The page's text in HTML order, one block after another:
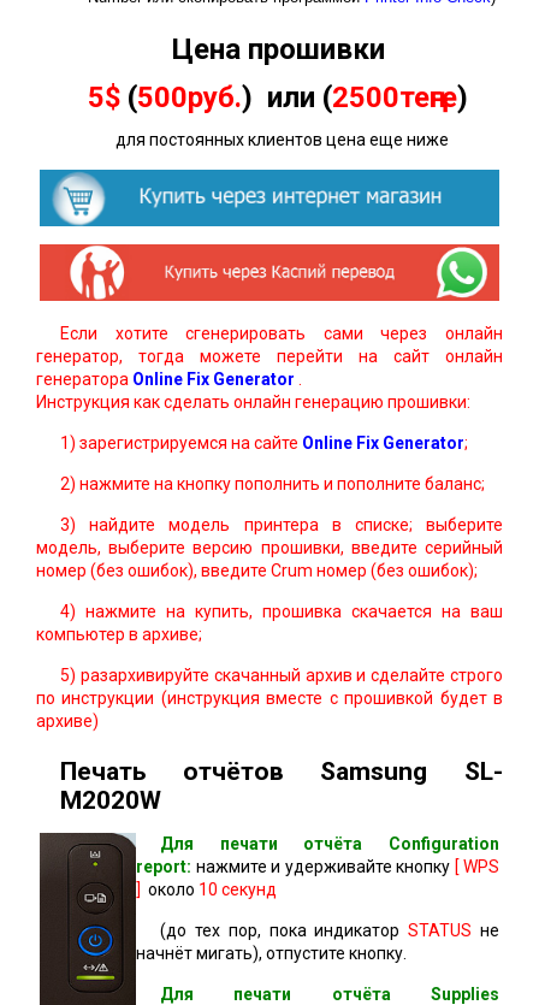
Цена прошивки
5$ (500руб.) или (2500теңге)
для постоянных клиентов цена еще ниже
Если хотите сгенерировать сами через онлайн
генератор, тогда можете перейти на сайт онлайн
генератора Online Fix Generator
Инструкция как сделать онлайн генерацию прошивки:
1) зарегистрируемся на сайте Online Fix Generator;
2) нажмите на кнопку пополнить и пополните баланс;
3) найдите модель принтера в списке; выберите
модель, выберите версию прошивки, введите серийный
номер (без ошибок), введите Crum номер (без ошибок);
4) нажмите на купить, прошивка скачается на ваш
компьютер в архиве;
5) разархивируйте скачанный архив и сделайте строго
по инструкции (инструкция вместе с прошивкой будет в
архиве)
Печать отчётов Samsung SL-
M2020W
Для печати отчёта Сonfiguration
report: нажмите и удерживайте кнопку [ WPS
] около 10 секунд
(до тех пор, пока индикаторSTATUS не
начнёт мигать), отпустите кнопку.
Для печати отчёта Supplies